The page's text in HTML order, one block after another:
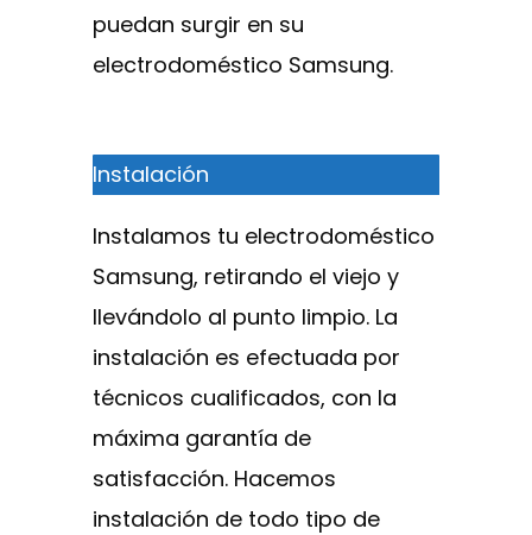
puedan surgir en su
electrodoméstico Samsung.
Instalación
Instalamos tu electrodoméstico
Samsung, retirando el viejo y
llevándolo al punto limpio. La
instalación es efectuada por
técnicos cualificados, con la
máxima garantía de
satisfacción. Hacemos
instalación de todo tipo de